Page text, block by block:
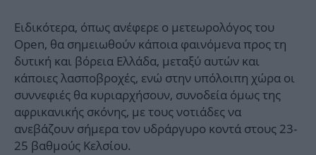
Ειδικότερα, όπως ανέφερε ο μετεωρολόγος του
Open, θα σημειωθούν κάποια φαινόμενα προς τη
δυτική και βόρεια Ελλάδα, μεταξύ αυτών και
κάποιες λασποβροχές, ενώ στην υπόλοιπη χώρα οι
συννεφιές θα κυριαρχήσουν, συνοδεία όμως της
αφρικανικής σκόνης, με τους νοτιάδες να
ανεβάζουν σήμερα τον υδράργυρο κοντά στους 23-
25 βαθμούς Κελσίου.